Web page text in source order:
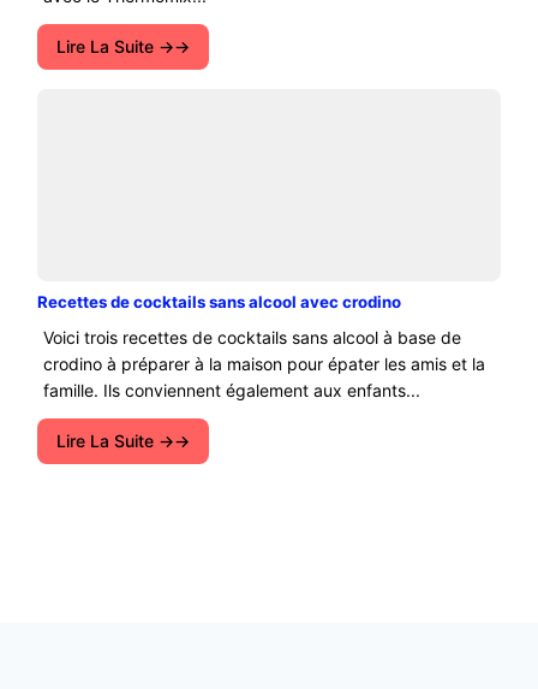
Lire La Suite →
Recettes de cocktails sans alcool avec crodino
Voici trois recettes de cocktails sans alcool à base de
crodino à préparer à la maison pour épater les amis et la
famille. Ils conviennent également aux enfants...
Lire La Suite →